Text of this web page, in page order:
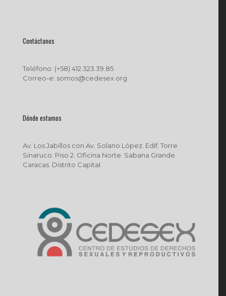
Contáctanos
Teléfono: (+58) 412.323.39.85
Correo-e: somos@cedesex.org
Dónde estamos
Av. Los Jabillos con Av. Solano López. Edif. Torre
Sinaruco. Piso 2. Oficina Norte. Sabana Grande.
Caracas. Distrito Capital.